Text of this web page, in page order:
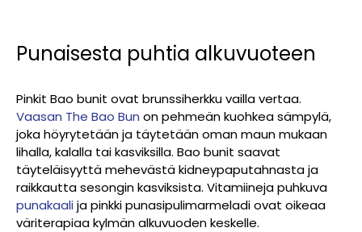
Punaisesta puhtia alkuvuoteen
Pinkit Bao bunit ovat brunssiherkku vailla vertaa.
Vaasan The Bao Bun on pehmeän kuohkea sämpylä,
joka höyrytetään ja täytetään oman maun mukaan
lihalla, kalalla tai kasviksilla. Bao bunit saavat
täyteläisyyttä mehevästä kidneypaputahnasta ja
raikkautta sesongin kasviksista. Vitamiineja puhkuva
punakaalija pinkki punasipulimarmeladi ovat oikeaa
väriterapiaa kylmän alkuvuoden keskelle.